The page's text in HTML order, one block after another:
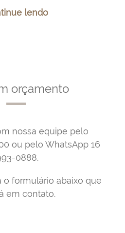
lendo
orçamento
nossa equipe pelo
ou pelo WhatsApp 16
0888.
o formulário abaixo que
em contato.